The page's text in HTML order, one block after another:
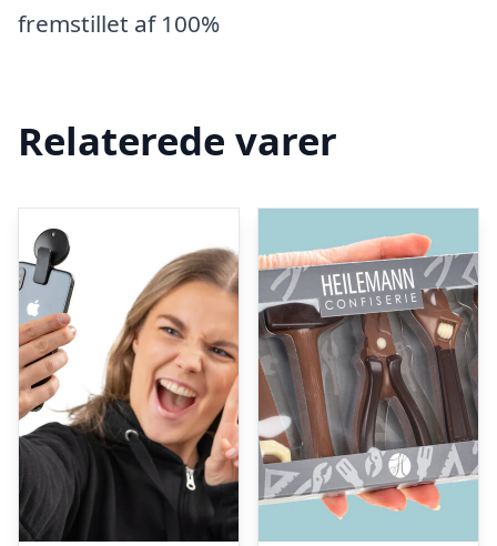
fremstillet af 100%
Relaterede varer